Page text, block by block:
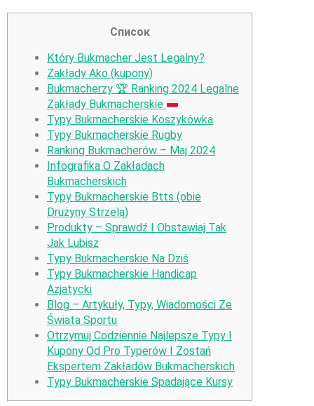
Список
Który Bukmacher Jest Legalny?
Zakłady Ako (kupony)
Bukmacherzy 🏆 Ranking 2024 Legalne
Zakłady Bukmacherskie
Typy Bukmacherskie Koszykówka
Typy Bukmacherskie Rugby
Ranking Bukmacherów – Maj 2024
Infografika O Zakładach
Bukmacherskich
Typy Bukmacherskie Btts (obie
Drużyny Strzelą)
Produkty – Sprawdź I Obstawiaj Tak
Jak Lubisz
Typy Bukmacherskie Na Dziś
Typy Bukmacherskie Handicap
Azjatycki
Blog – Artykuły, Typy, Wiadomości Ze
Świata Sportu
Otrzymuj Codziennie Najlepsze Typy I
Kupony Od Pro Typerów I Zostań
Ekspertem Zakładów Bukmacherskich
Typy Bukmacherskie Spadające Kursy